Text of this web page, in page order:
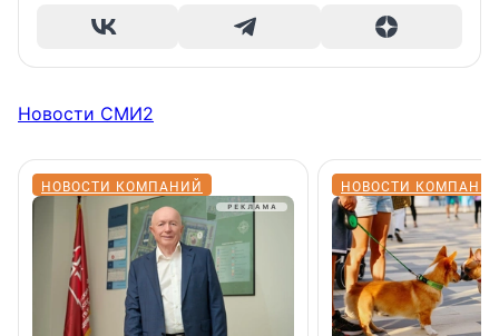
Новости СМИ2
НОВОСТИ КОМПАНИЙ НОВОСТИ